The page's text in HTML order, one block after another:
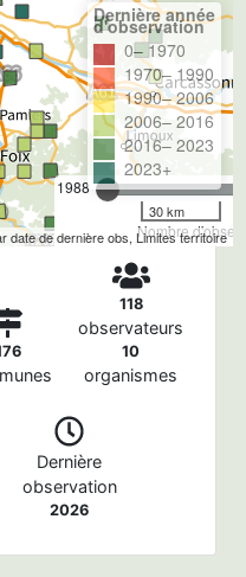
1988
Nombre
Dernière année
d'observation
0– 1970
1970– 1990
1990– 2006
2006– 2016
2016– 2023
2023+
30 km
date de dernière obs, Limites territoire
118
observateurs
10
organismes
Dernière
observation
2026